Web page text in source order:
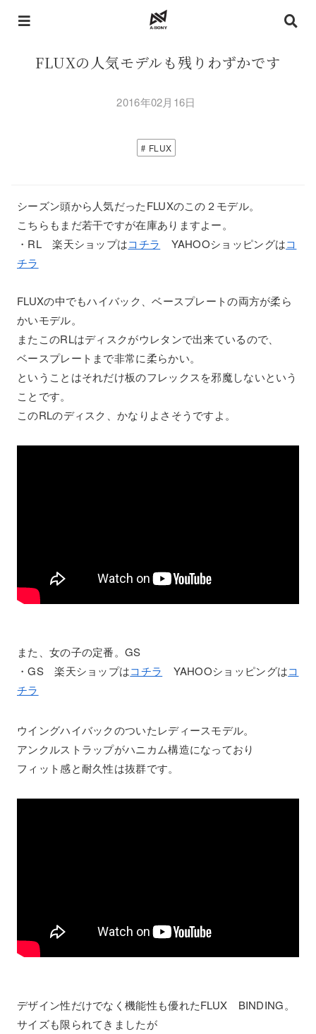
FLUXの人気モデルも残りわずかです
2016年02月16日
FLUX
シーズン頭から人気だったFLUXのこの２モデル。
こちらもまだ若干ですが在庫ありますよー。
・RL 楽天ショップはコチラ YAHOOショッピングはコ
チラ
FLUXの中でもハイバック、ベースプレートの両方が柔ら
かいモデル。
またこのRLはディスクがウレタンで出来ているので、
ベースプレートまで非常に柔らかい。
ということはそれだけ板のフレックスを邪魔しないという
ことです。
このRLのディスク、かなりよさそうですよ。
また、女の子の定番。GS
・GS 楽天ショップはコチラ YAHOOショッピングはコ
チラ
ウイングハイバックのついたレディースモデル。
アンクルストラップがハニカム構造になっており
フィット感と耐久性は抜群です。
デザイン性だけでなく機能性も優れたFLUX BINDING。
サイズも限られてきましたが